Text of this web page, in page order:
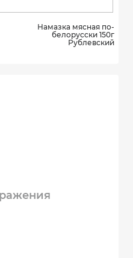
Намазка мясная по-
белорусски 150г
Рублевский